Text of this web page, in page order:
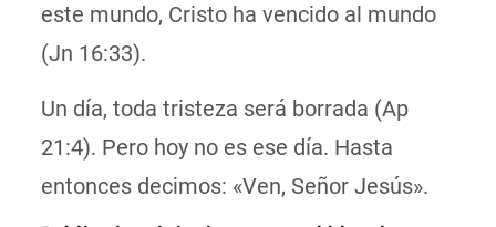
este mundo, Cristo ha vencido al mundo
(Jn 16:33).
Un día, toda tristeza será borrada (Ap
21:4). Pero hoy no es ese día. Hasta
entonces decimos: «Ven, Señor Jesús».